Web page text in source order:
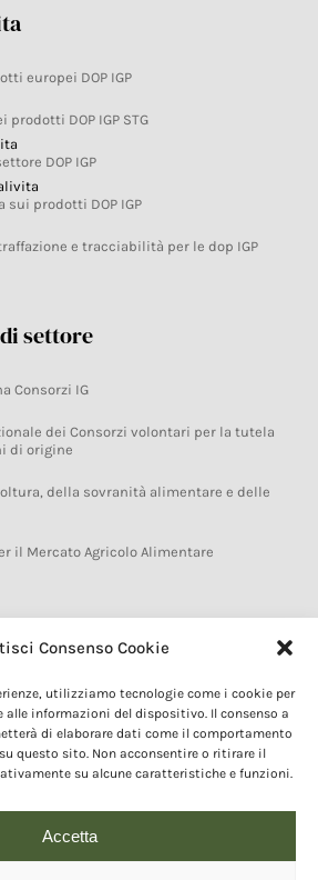
Consenso Cookie
utilizziamo tecnologie come i cookie per
alle informazioni del dispositivo. Il consenso a
di elaborare dati come il comportamento
questo sito. Non acconsentire o ritirare il
su alcune caratteristiche e funzioni.
Accetta
europei DOP IGP
DOP IGP STG
DOP IGP
sui prodotti DOP IGP
e tracciabilità per le dop IGP
settore
Consorzi IG
dei Consorzi volontari per la tutela
di origine
della sovranità alimentare e delle
il Mercato Agricolo Alimentare
IGP
DOP IGP